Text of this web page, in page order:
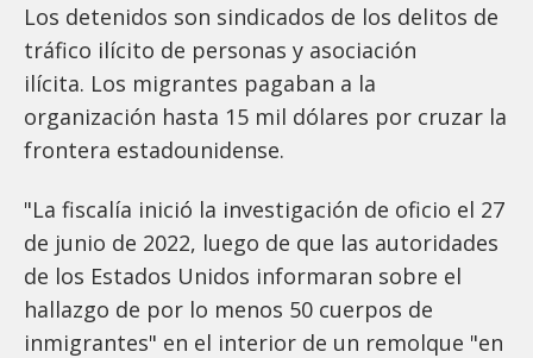
Los detenidos son sindicados de los delitos de
tráfico ilícito de personas y asociación
ilícita. Los migrantes pagaban a la
organización hasta 15 mil dólares por cruzar la
frontera estadounidense.
"La fiscalía inició la investigación de oficio el 27
de junio de 2022, luego de que las autoridades
de los Estados Unidos informaran sobre el
hallazgo de por lo menos 50 cuerpos de
inmigrantes" en el interior de un remolque "en